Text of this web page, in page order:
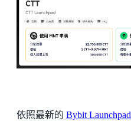
依照最新的 Bybit Launchpad